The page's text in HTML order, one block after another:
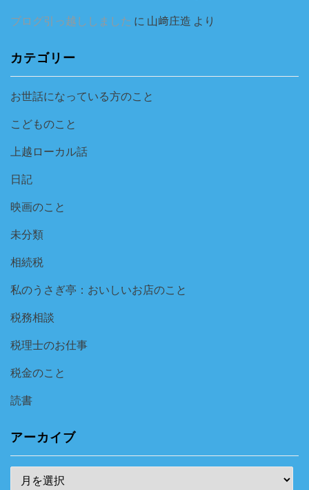
ブログ引っ越ししました に 山﨑庄造 より
カテゴリー
お世話になっている方のこと
こどものこと
上越ローカル話
日記
映画のこと
未分類
相続税
私のうさぎ亭：おいしいお店のこと
税務相談
税理士のお仕事
税金のこと
読書
アーカイブ